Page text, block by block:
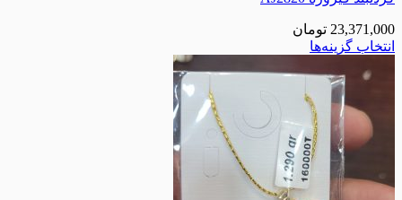
23,371,000 تومان
انتخاب گزینه‌ها
محصول
مختلفی
گزینه